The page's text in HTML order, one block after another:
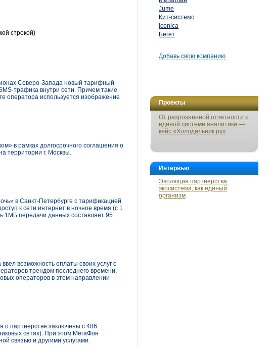
Jume
Кит-системс
Iconica
Бегет
Добавь свою компанию
Проекты
От разрозненной отчетности к
единой системе аналитики —
кейс «Холодильник.ру»
Интервью
Эволюция партнерства:
экосистема, как единый
организм
строкой)
Северо-Запада новый тарифный
трафика внутри сети. Причем такие
оператора используется изображение
в рамках долгосрочного соглашения о
территории г. Москвы.
в Санкт-Петербурге с тарификацией
к сети интернет в ночное время (с 1
1МБ передачи данных составляет 95
возможность оплаты своих услуг с
трендом последнего времени,
операторов в этом направлении
о партнерстве заключены с 486
сетях). При этом МегаФон
связью и другими услугами.